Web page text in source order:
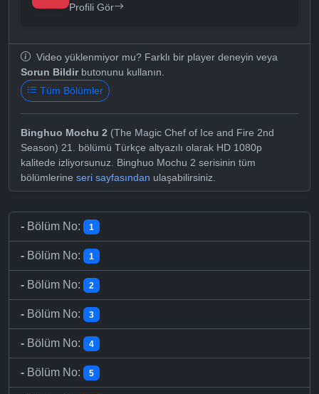
Profili Gör
Video yüklenmiyor mu? Farklı bir player deneyin veya
Sorun Bildirbutonunu kullanın.
Tüm Bölümler
Binghuo Mochu 2 (The Magic Chef of Ice and Fire 2nd
Season) 21. bölümü Türkçe altyazılı olarak HD 1080p
kalitede izliyorsunuz. Binghuo Mochu 2 serisinin tüm
bölümlerine seri sayfasından ulaşabilirsiniz.
- Bölüm No: 1
- Bölüm No: 1
- Bölüm No: 2
- Bölüm No: 3
- Bölüm No: 4
- Bölüm No: 5